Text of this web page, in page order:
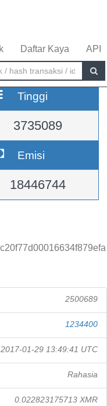
Daftar Kaya API
Tinggi
3735089
Emisi
18446744
2500689
1234400
2017-01-29 13:49:41 UTC
Rahasia
0.022823175713 XMR